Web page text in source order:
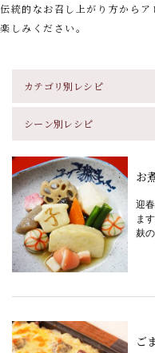
伝統的なお召し上がり方から
楽しみください。
カテゴリ別レシピ
シーン別レシピ
お
迎
ま
麸
ご